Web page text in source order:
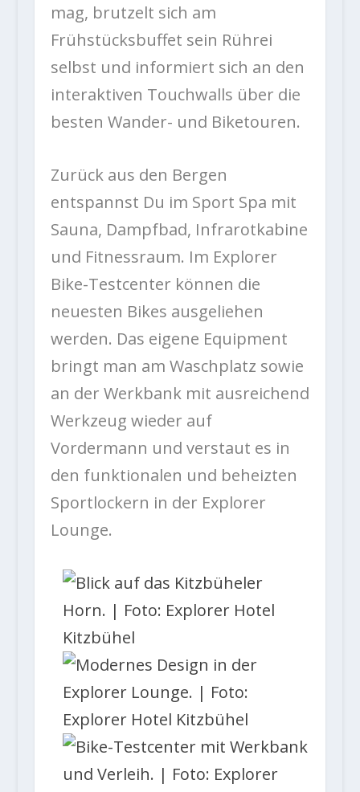
mag, brutzelt sich am
Frühstücksbuffet sein Rührei
selbst und informiert sich an den
interaktiven Touchwalls über die
besten Wander- und Biketouren.
Zurück aus den Bergen
entspannst Du im Sport Spa mit
Sauna, Dampfbad, Infrarotkabine
und Fitnessraum. Im Explorer
Bike-Testcenter können die
neuesten Bikes ausgeliehen
werden. Das eigene Equipment
bringt man am Waschplatz sowie
an der Werkbank mit ausreichend
Werkzeug wieder auf
Vordermann und verstaut es in
den funktionalen und beheizten
Sportlockern in der Explorer
Lounge.